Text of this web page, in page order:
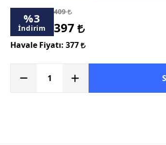
%3
İndirim
409
397
Havale Fiyatı:377